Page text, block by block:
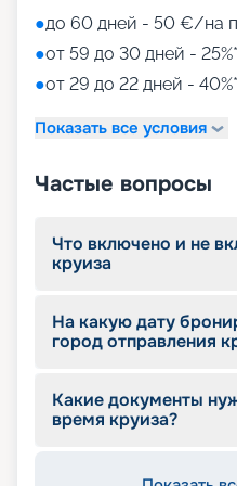
●до 60 дней - 50 €/на
●от 59 до 30 дней - 25%*
●от 29 до 22 дней - 40%*
Показать все условия
Частые вопросы
Что включено и не
круиза
На какую дату
город отправления
Какие документы
время круиза?